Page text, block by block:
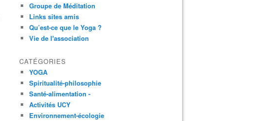
Groupe de Méditation
Links sites amis
Qu’est-ce que le Yoga ?
Vie de l'association
CATÉGORIES
YOGA
Spiritualité-philosophie
Santé-alimentation -
Activités UCY
Environnement-écologie